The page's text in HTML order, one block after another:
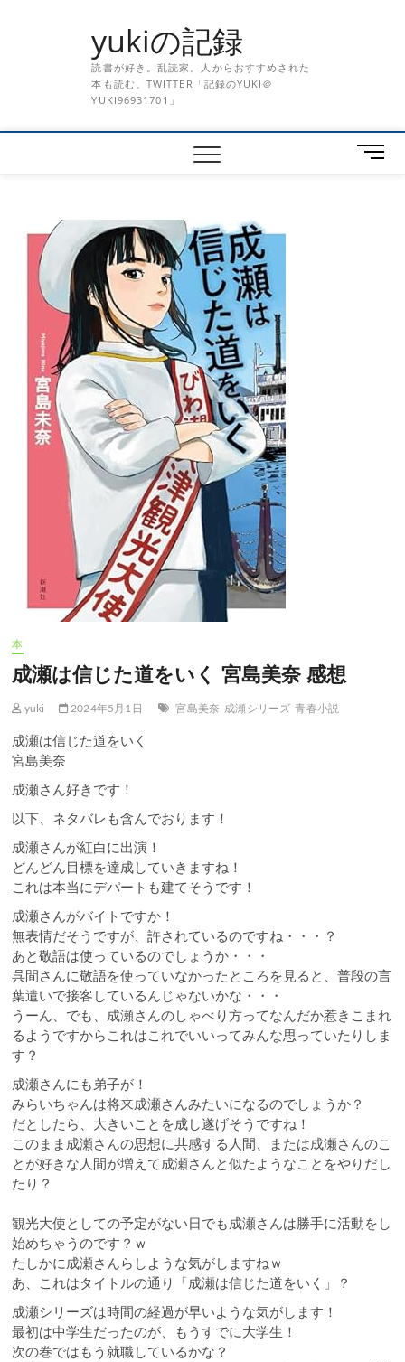
yukiの記録
読書が好き。乱読家。人からおすすめされた
本も読む。TWITTER「記録のYUKI＠
YUKI96931701」
メ
ニ
本
成瀬は信じた道をいく 宮島美奈 感想
yuki 2024年5月1日 宮島美奈 成瀬シリーズ 青春小説
成瀬は信じた道をいく
宮島美奈
成瀬さん好きです！
以下、ネタバレも含んでおります！
成瀬さんが紅白に出演！
どんどん目標を達成していきますね！
これは本当にデパートも建てそうです！
成瀬さんがバイトですか！
無表情だそうですが、許されているのですね・・・？
あと敬語は使っているのでしょうか・・・
呉間さんに敬語を使っていなかったところを見ると、普段の言
葉遣いで接客しているんじゃないかな・・・
うーん、でも、成瀬さんのしゃべり方ってなんだか惹きこまれ
るようですからこれはこれでいいってみんな思っていたりしま
す？
成瀬さんにも弟子が！
みらいちゃんは将来成瀬さんみたいになるのでしょうか？
だとしたら、大きいことを成し遂げそうですね！
このまま成瀬さんの思想に共感する人間、または成瀬さんのこ
とが好きな人間が増えて成瀬さんと似たようなことをやりだし
たり？
観光大使としての予定がない日でも成瀬さんは勝手に活動をし
始めちゃうのです？ｗ
たしかに成瀬さんらしような気がしますねｗ
あ、これはタイトルの通り「成瀬は信じた道をいく」？
成瀬シリーズは時間の経過が早いような気がします！
最初は中学生だったのが、もうすでに大学生！
次の巻ではもう就職しているかな？